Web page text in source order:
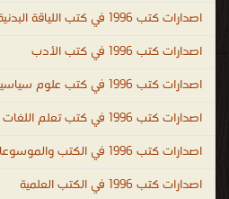
اصدارات كتب 1996 في كتب اللياقة البدنية والصحة العامة
اصدارات كتب 1996 في كتب الأدب
اصدارات كتب 1996 في كتب علوم سياسية وقانونية
اصدارات كتب 1996 في كتب تعلم اللغات
اصدارات كتب 1996 في الكتب والموسوعات العامة
اصدارات كتب 1996 في الكتب العلمية